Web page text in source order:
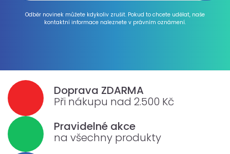
Odběr novinek můžete kdykoliv zrušit. Pokud to chcete udělat, naše
kontaktní informace naleznete v právním oznámení.
Doprava ZDARMA
Při nákupu nad 2.500 Kč
Pravidelné akce
na všechny produkty